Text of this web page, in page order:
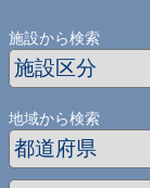
施設から検索
地域から検索